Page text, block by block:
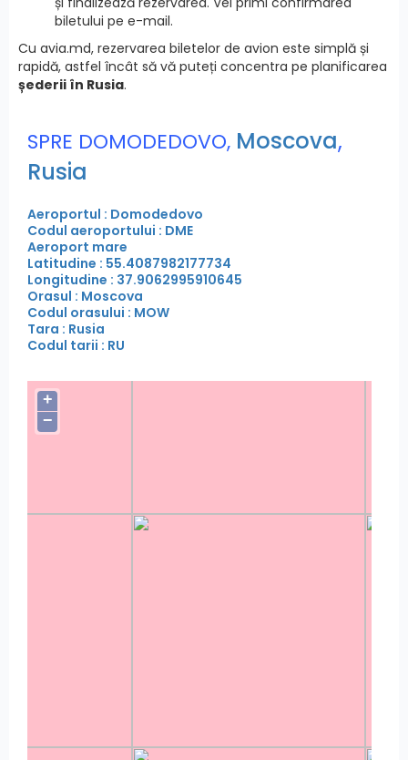
biletului pe e-mail.
Cu avia.md, rezervarea biletelor de avion este simplă și
rapidă, astfel încât să vă puteți concentra pe planificarea
șederii în Rusia.
SPRE DOMODEDOVO, Moscova,
Rusia
Aeroportul : Domodedovo
Codul aeroportului : DME
Aeroport mare
Latitudine : 55.4087982177734
Longitudine : 37.9062995910645
Orasul : Moscova
Codul orasului : MOW
Tara : Rusia
Codul tarii : RU
+
−